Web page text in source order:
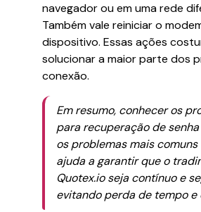
navegador ou em uma rede
Também vale reiniciar o
dispositivo. Essas ações
solucionar a maior parte dos
conexão.
Em resumo, conhecer os
para recuperação de
os problemas mais comuns
ajuda a garantir que o
Quotex.io seja contínuo e
evitando perda de tempo e